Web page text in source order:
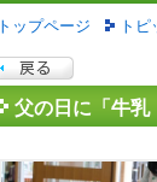
トップページ トピ
父の日に「牛乳